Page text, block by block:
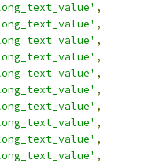
,
,
,
,
,
,
,
,
,
,